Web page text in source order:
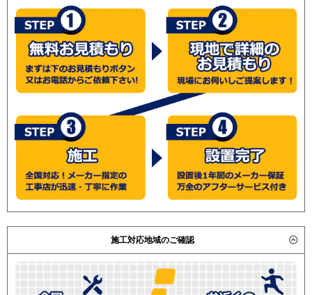
施工対応地域のご確認